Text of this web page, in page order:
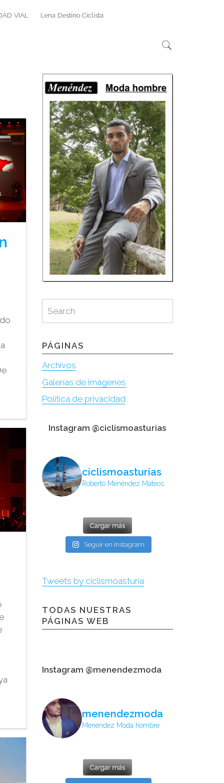
VIAL Lena Destino Ciclista
for:
for:
Search
PÁGINAS
Archivos
Galerías de imágenes
Política de privacidad
Instagram @ciclismoasturias
ciclismoasturias
Roberto Menéndez Mateos
Cargar más
Seguir en Instagram
Tweets by ciclismoasturia
TODAS NUESTRAS
PÁGINAS WEB
Instagram @menendezmoda
menendezmoda
Menéndez Moda hombre
Cargar más